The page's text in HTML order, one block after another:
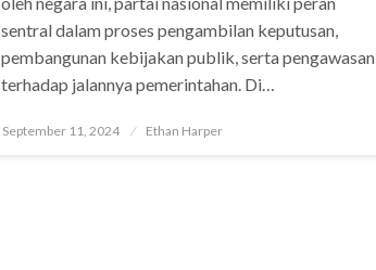
sentral dalam proses pengambilan keputusan,
pembangunan kebijakan publik, serta pengawasan
terhadap jalannya pemerintahan. Di…
Posted
September 11, 2024 Ethan Harper